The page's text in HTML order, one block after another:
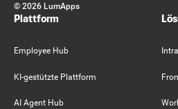
© 2026 LumApps
Plattform
Employee Hub
KI-gestützte Plattform
AI Agent Hub